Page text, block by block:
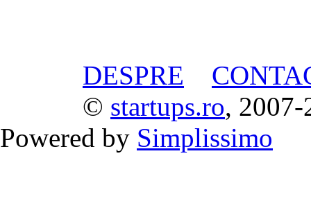
DESPRE
© startups.ro, 2007-
Powered by Simplissimo